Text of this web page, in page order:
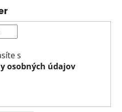
s
osobných údajov